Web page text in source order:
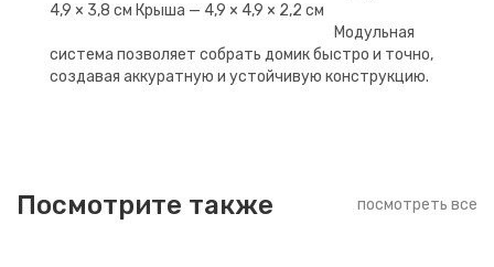
4,9 × 3,8 см Крыша — 4,9 × 4,9 × 2,2 см
Модульная
система позволяет собрать домик быстро и точно,
создавая аккуратную и устойчивую конструкцию.
Посмотрите также посмотреть все